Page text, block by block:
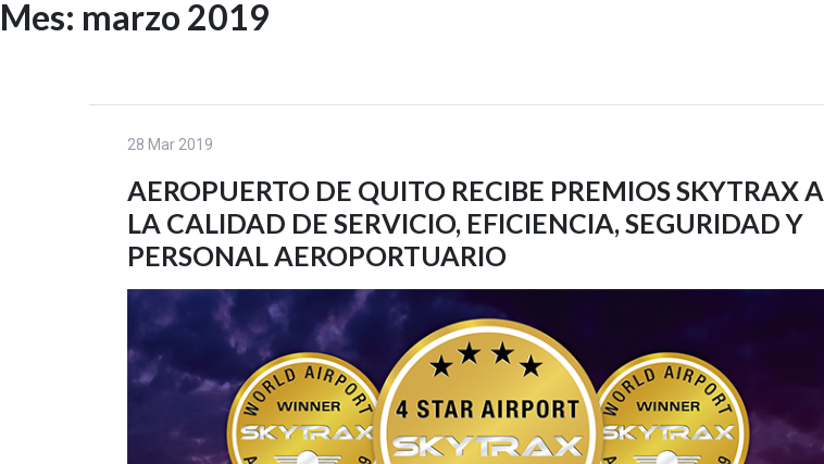
Skip
toMes: marzo 2019
28 Mar 2019
AEROPUERTO DE QUITO RECIBE PREMIOS SKYTRAX A
LA CALIDAD DE SERVICIO, EFICIENCIA, SEGURIDAD Y
PERSONAL AEROPORTUARIO